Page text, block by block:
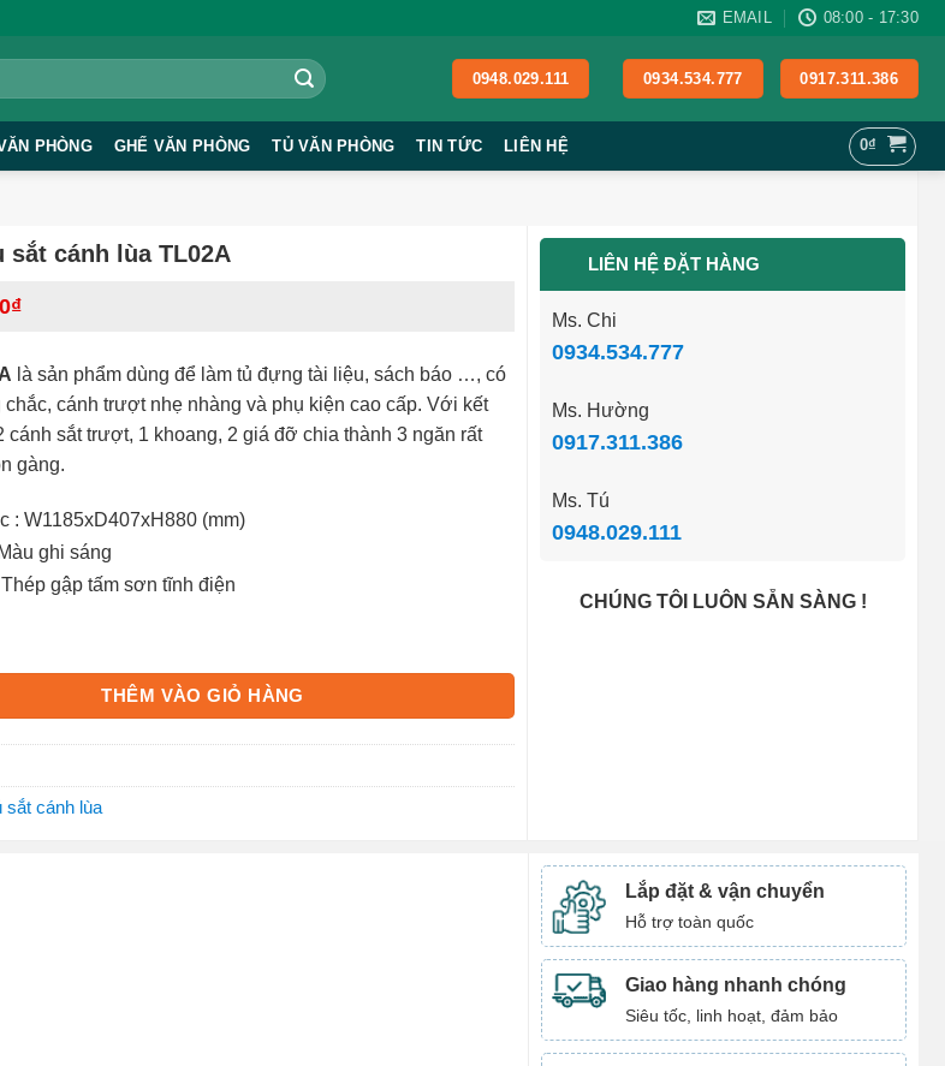
EMAIL 08:00 - 17:30
0948.029.111 0934.534.777 0917.311.386
PHÒNG GHẾ VĂN PHÒNG TỦ VĂN PHÒNG TIN TỨC LIÊN HỆ 0₫
sắt cánh lùa TL02A
₫
là sản phẩm dùng để làm tủ đựng tài liệu, sách báo …, có
chắc, cánh trượt nhẹ nhàng và phụ kiện cao cấp. Với kết
cánh sắt trượt, 1 khoang, 2 giá đỡ chia thành 3 ngăn rất
gàng.
: W1185xD407xH880 (mm)
ghi sáng
gập tấm sơn tĩnh điện
lùa TL02A số lượng
THÊM VÀO GIỎ HÀNG
sắt cánh lùa
LIÊN HỆ ĐẶT HÀNG
Ms. Chi
0934.534.777
Ms. Hường
0917.311.386
Ms. Tú
0948.029.111
CHÚNG TÔI LUÔN SẴN SÀNG !
Lắp đặt & vận chuyển
Hỗ trợ toàn quốc
Giao hàng nhanh chóng
Siêu tốc, linh hoạt, đảm bảo